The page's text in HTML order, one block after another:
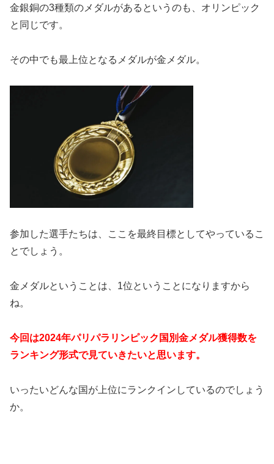
金銀銅の3種類のメダルがあるというのも、オリンピック
と同じです。
その中でも最上位となるメダルが金メダル。
参加した選手たちは、ここを最終目標としてやっているこ
とでしょう。
金メダルということは、1位ということになりますから
ね。
今回は2024年パリパラリンピック国別金メダル獲得数を
ランキング形式で見ていきたいと思います。
いったいどんな国が上位にランクインしているのでしょう
か。